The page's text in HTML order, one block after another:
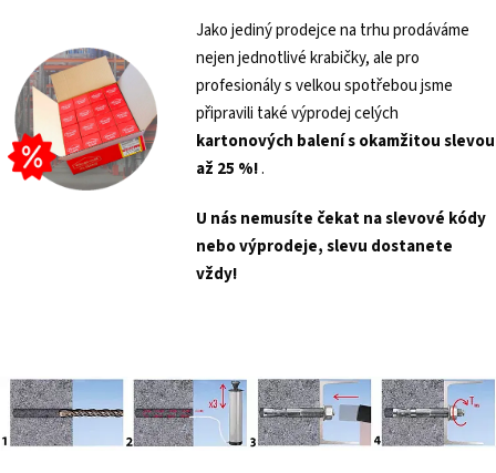
Jako jediný prodejce na trhu prodáváme
nejen jednotlivé krabičky, ale pro
profesionály s velkou spotřebou jsme
připravili také výprodej celých
kartonových balení sokamžitou slevou
až 25 %!.
U nás nemusíte čekat na slevové kódy
nebo výprodeje, slevu dostanete
vždy!